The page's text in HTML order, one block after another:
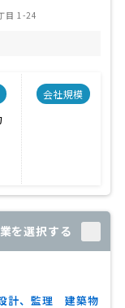
目 1-24
会社規模
を選択する
計、監理 建築物